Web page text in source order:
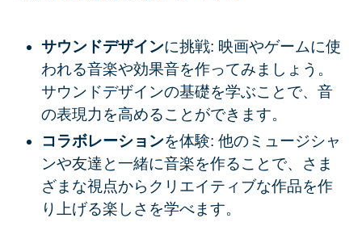
サウンドデザインに挑戦: 映画やゲームに使
われる音楽や効果音を作ってみましょう。
サウンドデザインの基礎を学ぶことで、音
の表現力を高めることができます。
コラボレーションを体験: 他のミュージシャ
ンや友達と一緒に音楽を作ることで、さま
ざまな視点からクリエイティブな作品を作
り上げる楽しさを学べます。